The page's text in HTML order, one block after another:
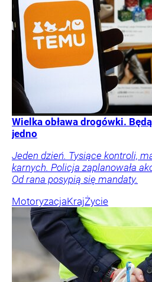
Wielka obława drogówki.
jedno
Jeden dzień. Tysiące kontroli,
karnych. Policja zaplanowała
Od rana posypią się mandaty.
MotoryzacjaKrajŻycie